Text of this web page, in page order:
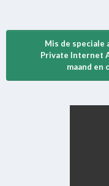
Mis de speciale
Private Internet
maand en